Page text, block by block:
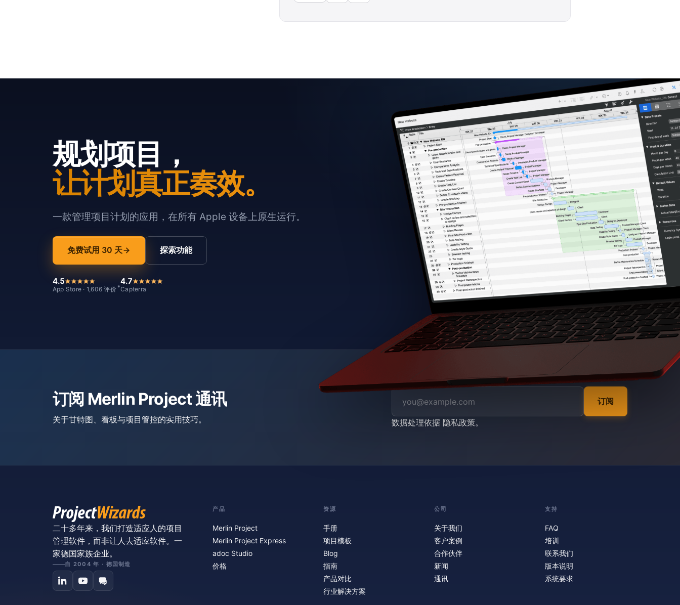
规划项目，
让计划真正奏效。
一款管理项目计划的应用，在所有 Apple 设备上原生运行。
免费试用 30 天 探索功能
4.5
App Store · 1,606 评价 *
4.7
Capterra
订阅 Merlin Project 通讯
关于甘特图、看板与项目管控的实用技巧。
订阅
数据处理依据 隐私政策。
二十多年来，我们打造适应人的项目
管理软件，而非让人去适应软件。一
家德国家族企业。
自 2004 年 · 德国制造
产品
Merlin Project
Merlin Project Express
adoc Studio
价格
资源
手册
项目模板
Blog
指南
产品对比
行业解决方案
公司
关于我们
客户案例
合作伙伴
新闻
通讯
支持
FAQ
培训
联系我们
版本说明
系统要求